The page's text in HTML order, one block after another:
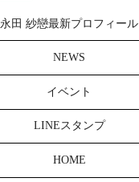
永田 紗戀最新プロフィール
NEWS
イベント
LINEスタンプ
HOME